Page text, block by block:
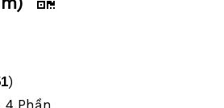
)